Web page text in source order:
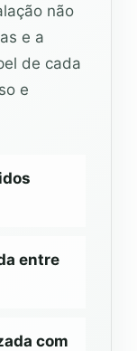
não
e a
de cada
e
entre
com